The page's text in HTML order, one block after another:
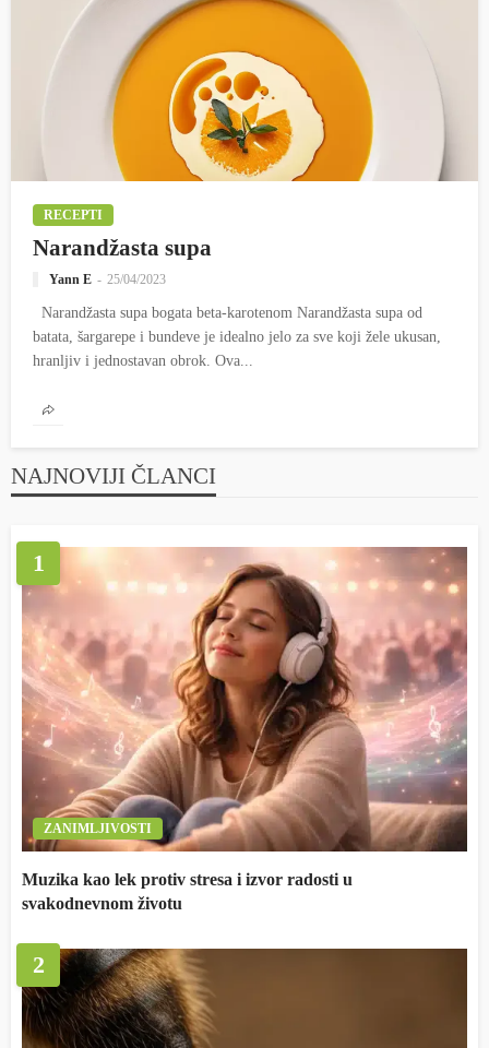
RECEPTI
Narandžasta supa
Yann E 25/04/2023
Narandžasta supa bogata beta-karotenom Narandžasta supa od
batata, šargarepe i bundeve je idealno jelo za sve koji žele ukusan,
hranljiv i jednostavan obrok. Ova...
NAJNOVIJI ČLANCI
1
ZANIMLJIVOSTI
Muzika kao lek protiv stresa i izvor radosti u
svakodnevnom životu
2